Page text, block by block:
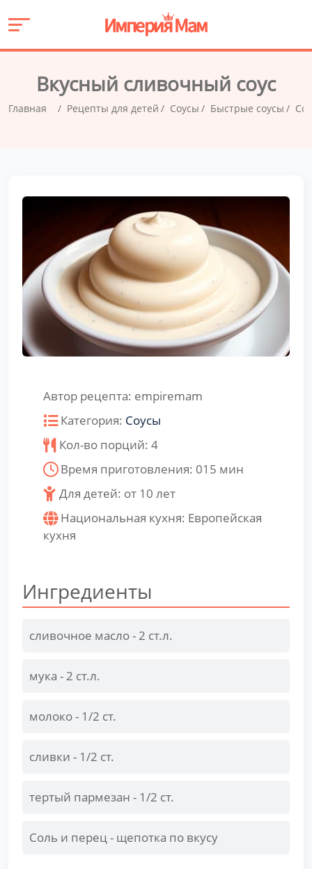
Вкусный сливочный соус
Главная Рецепты для детей Соусы Быстрые соусы
Автор рецепта: empiremam
Категория: Соусы
Кол-во порций: 4
Время приготовления: 015 мин
Для детей: от 10 лет
Национальная кухня: Европейская
кухня
Ингредиенты
сливочное масло - 2 ст.л.
мука - 2 ст.л.
молоко - 1/2 ст.
сливки - 1/2 ст.
тертый пармезан - 1/2 ст.
Соль и перец - щепотка по вкусу